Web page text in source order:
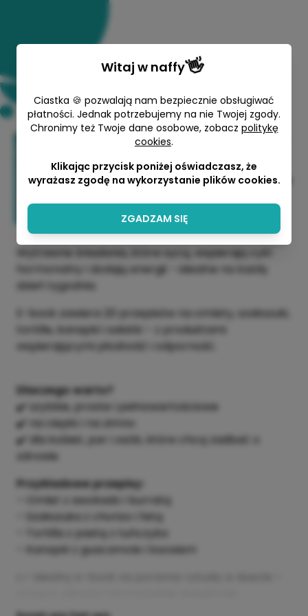
Wytrawne śniadania -Zdrowie w
Anna Sternicka - Odżywiamy przyszłe
39,00 zł
hormonalny i dodają energii – idealne na każdy
dzień tygodnia.
E-book zawiera 20 przepisów na omlety, szakszuki,
tortille, kanapki i sałatki – z produktami
wspierającymi płodność i odporność.
Dlaczego warto?
✔️ szybkie, proste i pełnowartościowe
✔️ na ciepło i na zimno
✔️ dla kobiet, par i osób, które chcą zadbać o
zdrowie
Przykładowe przepisy:
– Omlet z awokado i burratą
– Szakszuka z chorizo i fetą
– Tortilla z pastą z tuńczyka
– Kanapki z guacamole i łososiem
Witaj w naffy👋
Ciastka 🍪 pozwalają nam bezpiecznie obsługiwać
płatności. Jednak potrzebujemy na nie Twojej zgody.
Chronimy też Twoje dane osobowe, zobacz politykę
cookies.
Klikając przycisk poniżej oświadczasz, że
wyrażasz zgodę na wykorzystanie plików cookies.
ZGADZAM SIĘ